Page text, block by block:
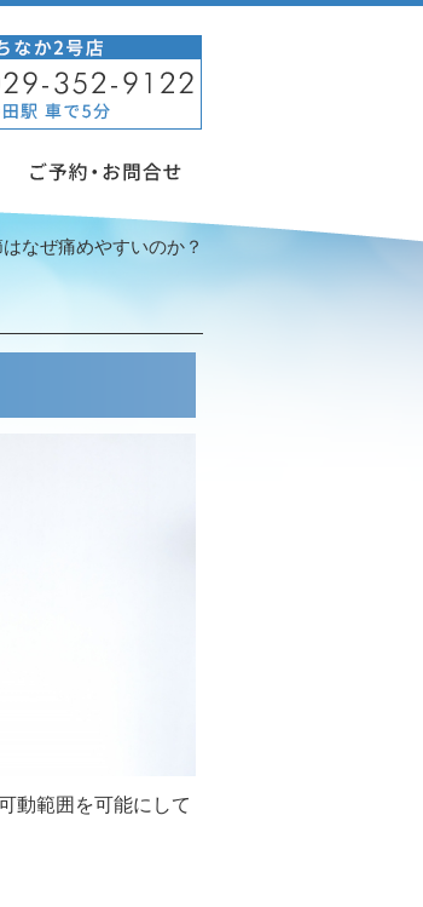
はなぜ痛めやすいのか？
動範囲を可能にして